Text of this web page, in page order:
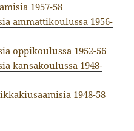
1957-58
ammattikoulussa 1956-
oppikoulussa 1952-56
kansakoulussa 1948-
1948-58